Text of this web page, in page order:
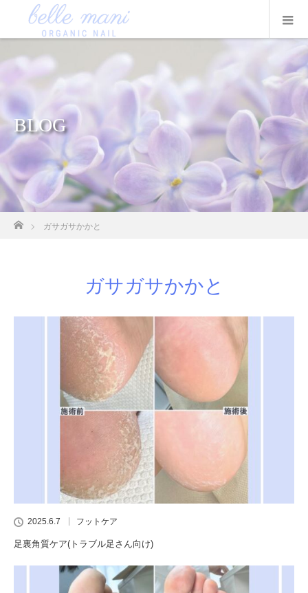
BLOG
ホーム
ガサガサかかと
ガサガサかかと
2025.6.7 フットケア
足裏角質ケア(トラブル足さん向け)